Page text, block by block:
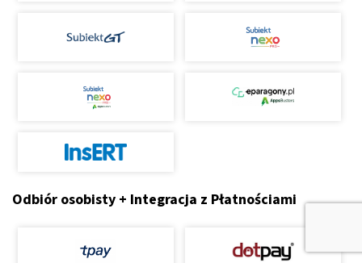
Odbiór osobisty + Integracja z Płatnościami